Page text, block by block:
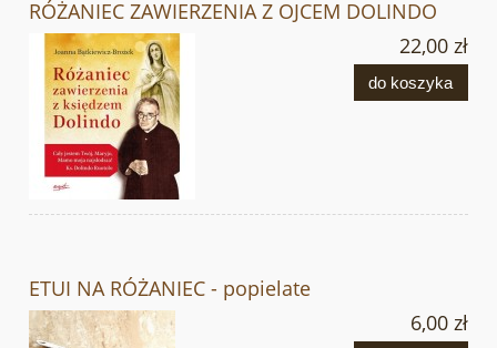
RÓŻANIEC ZAWIERZENIA Z OJCEM DOLINDO
22,00 zł
do koszyka
ETUI NA RÓŻANIEC - popielate
6,00 zł